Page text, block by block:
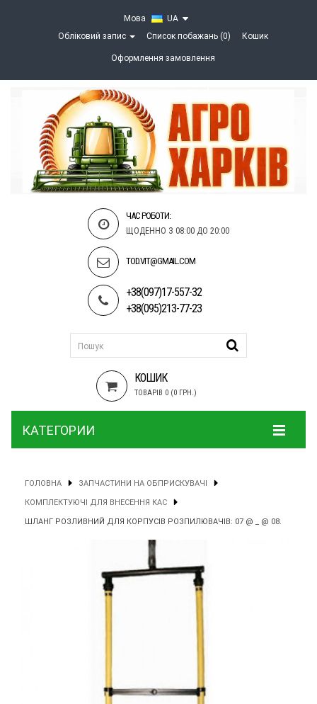
Мова
UA
Обліковий запис
Список побажань (0) Кошик
Оформлення замовлення
ЧАС РОБОТИ:
ЩОДЕННО З 08:00 ДО 20:00
TOD.VIT@GMAIL.COM
+38(097)17-557-32
+38(095)213-77-23
КОШИК
ТОВАРІВ 0 (0 ГРН.)
КАТЕГОРИИ
ГОЛОВНА ЗАПЧАСТИНИ НА ОБПРИСКУВАЧІ
КОМПЛЕКТУЮЧІ ДЛЯ ВНЕСЕННЯ КАС
ШЛАНГ РОЗЛИВНИЙ ДЛЯ КОРПУСІВ РОЗПИЛЮВАЧІВ: 07 @ _ @ 08.